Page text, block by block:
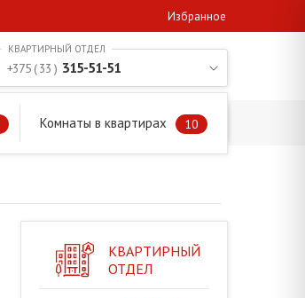
Избранное
Комнаты в квартирах 10
+375 ( 33 ) 315-51-51
КВАРТИРНЫЙ
ОТДЕЛ